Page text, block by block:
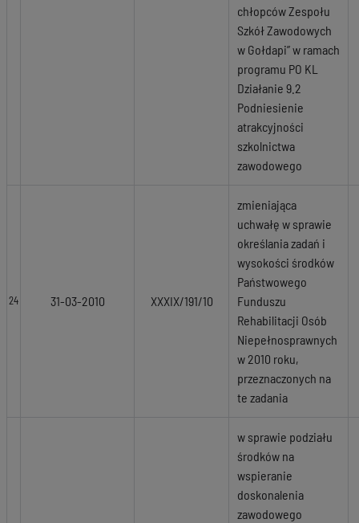
chłopców Zespołu
Szkół Zawodowych
w Gołdapi” w ramach
programu PO KL
Działanie 9.2
Podniesienie
atrakcyjności
szkolnictwa
zawodowego
24 31-03-2010 XXXIX/191/10
zmieniająca
uchwałę w sprawie
określania zadań i
wysokości środków
Państwowego
Funduszu
Rehabilitacji Osób
Niepełnosprawnych
w 2010 roku,
przeznaczonych na
te zadania
w sprawie podziału
środków na
wspieranie
doskonalenia
zawodowego